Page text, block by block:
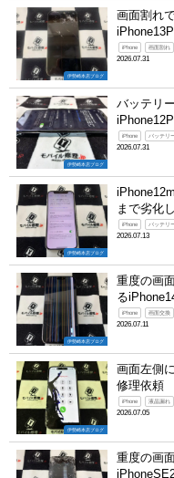
伊勢崎本店ブログ
画面割れ
iPhone 画面割れ
2026.07.31
伊勢崎本店ブログ
バッテリ
iPhone バッテリ
2026.07.31
伊勢崎本店ブログ
まで劣化
iPhone バッテリ
2026.07.13
伊勢崎本店ブログ
重度の画
る
iPhone 画面交換
2026.07.11
伊勢崎本店ブログ
画面左側
修理依頼
iPhone 液晶漏れ
2026.07.05
重度の画